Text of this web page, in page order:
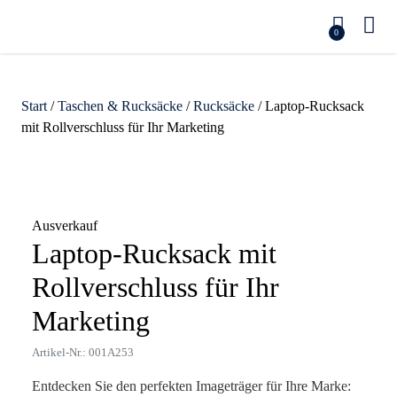
0
Start /Taschen & Rucksäcke /Rucksäcke / Laptop-Rucksack
mit Rollverschluss für Ihr Marketing
Ausverkauf
Laptop-Rucksack mit
Rollverschluss für Ihr
Marketing
Artikel-Nr.: 001A253
Entdecken Sie den perfekten Imageträger für Ihre Marke: